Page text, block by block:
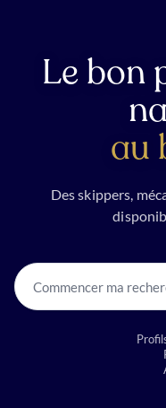
Le bon
au
Des skippers,
Commencer ma